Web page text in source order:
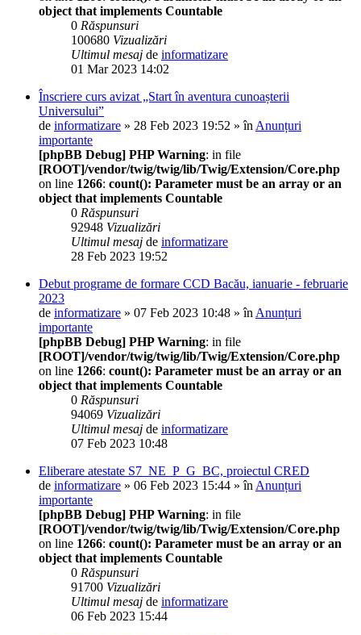
object that implements Countable
0 Răspunsuri
100680 Vizualizări
Ultimul mesaj de informatizare
01 Mar 2023 14:02
Înscriere curs avizat „Start în aventura cunoașterii
Universului”
de informatizare » 28 Feb 2023 19:52 » în Anunțuri
importante
[phpBB Debug] PHP Warning: in file
[ROOT]/vendor/twig/twig/lib/Twig/Extension/Core.php
on line 1266: count(): Parameter must be an array or an
object that implements Countable
0 Răspunsuri
92948 Vizualizări
Ultimul mesaj de informatizare
28 Feb 2023 19:52
Debut programe de formare CCD Bacău, ianuarie - februarie
2023
de informatizare » 07 Feb 2023 10:48 » în Anunțuri
importante
[phpBB Debug] PHP Warning: in file
[ROOT]/vendor/twig/twig/lib/Twig/Extension/Core.php
on line 1266: count(): Parameter must be an array or an
object that implements Countable
0 Răspunsuri
94069 Vizualizări
Ultimul mesaj de informatizare
07 Feb 2023 10:48
Eliberare atestate S7_NE_P_G_BC, proiectul CRED
de informatizare » 06 Feb 2023 15:44 » în Anunțuri
importante
[phpBB Debug] PHP Warning: in file
[ROOT]/vendor/twig/twig/lib/Twig/Extension/Core.php
on line 1266: count(): Parameter must be an array or an
object that implements Countable
0 Răspunsuri
91700 Vizualizări
Ultimul mesaj de informatizare
06 Feb 2023 15:44